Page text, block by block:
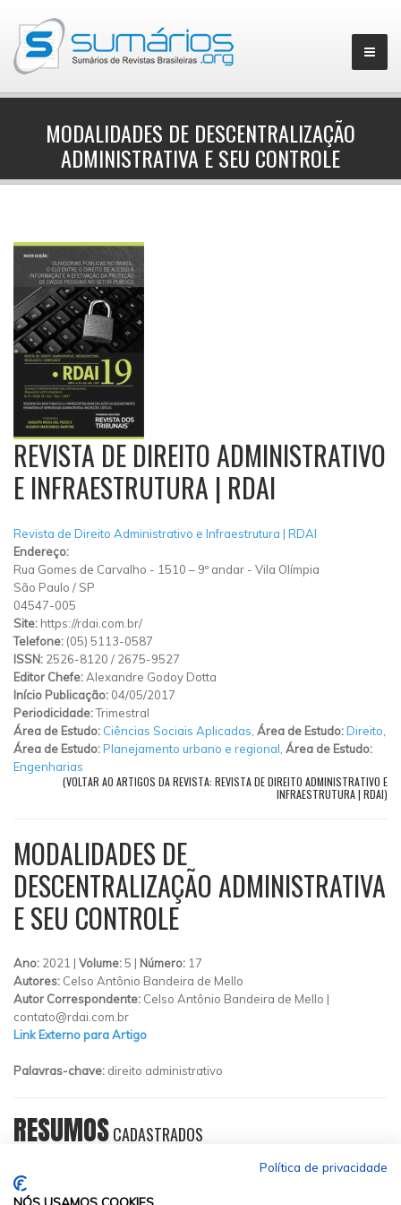
MODALIDADES DE DESCENTRALIZAÇÃO
ADMINISTRATIVA E SEU CONTROLE
REVISTA DE DIREITO ADMINISTRATIVO
E INFRAESTRUTURA | RDAI
Revista de Direito Administrativo e Infraestrutura | RDAI
Endereço:
Rua Gomes de Carvalho - 1510 – 9º andar - Vila Olímpia
São Paulo / SP
04547-005
Site: https://rdai.com.br/
Telefone: (05) 5113-0587
ISSN: 2526-8120 / 2675-9527
Editor Chefe:Alexandre Godoy Dotta
Início Publicação: 04/05/2017
Periodicidade:Trimestral
Área de Estudo: Ciências Sociais Aplicadas Área de Estudo:Direito
Área de Estudo:Planejamento urbano e regional Área de Estudo:
Engenharias
(VOLTAR AO ARTIGOS DA REVISTA: REVISTA DE DIREITO ADMINISTRATIVO E
INFRAESTRUTURA | RDAI)
MODALIDADES DE
DESCENTRALIZAÇÃO ADMINISTRATIVA
E SEU CONTROLE
Ano: 2021 | Volume:5 | Número: 17
Autores: Celso Antônio Bandeira de Mello
Autor Correspondente: Celso Antônio Bandeira de Mello |
contato@rdai.com.br
Link Externo para Artigo
Palavras-chave: direito administrativo
RESUMOSCADASTRADOS
Política de privacidade
NÓS USAMOS COOKIES